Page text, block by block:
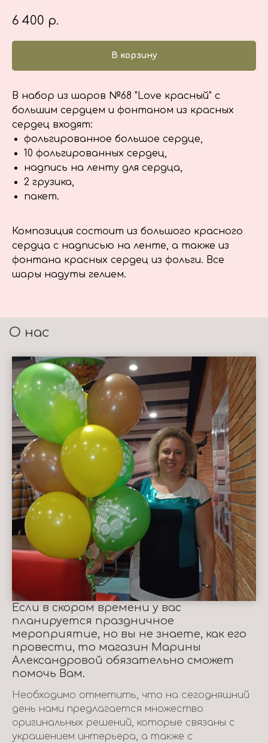
6 400 р.
В корзину
В набор из шаров №68 "Love красный" с
большим сердцем и фонтаном из красных
сердец входят:
фольгированное большое сердце,
10 фольгированных сердец,
надпись на ленту для сердца,
2 грузика,
пакет.
Композиция состоит из большого красного
сердца с надписью на ленте, а также из
фонтана красных сердец из фольги. Все
шары надуты гелием.
О нас
Если в скором времени у вас
планируется праздничное
мероприятие, но вы не знаете, как его
провести, то магазин Марины
Александровой обязательно сможет
помочь Вам.
Необходимо отметить, что на сегодняшний
день нами предлагается множество
оригинальных решений, которые связаны с
украшением интерьера, а также с